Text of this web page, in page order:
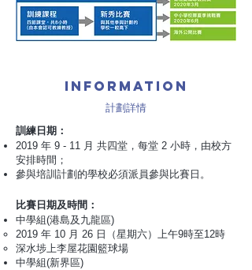
Information
計劃詳情
訓練日期：
2019 年 9 - 11 月 共四堂，每堂 2 小時，由校方
安排時間；
參與培訓計劃的學校必須派員參與比賽日。
比賽日期及時間：
中學組(港島及九龍區)
2019 年 10 月 26 日（星期六）上午9時至12時
深水埗上李屋花園籃球場
中學組(新界區)